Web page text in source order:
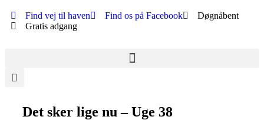
Find vej til haven Find os på Facebook
Døgnåbent
Gratis adgang
Det sker lige nu – Uge 38